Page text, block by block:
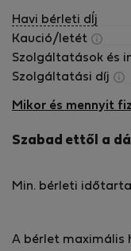
Havi bérleti dÍj
Kaució/letét
Szolgáltatások és
Szolgáltatási díj
Mikor és mennyit
Szabad ettől a
Min. bérleti
A bérlet maximális